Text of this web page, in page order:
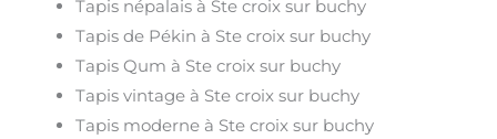
Tapis népalais à Ste croix sur buchy
Tapis de Pékin à Ste croix sur buchy
Tapis Qum à Ste croix sur buchy
Tapis vintage à Ste croix sur buchy
Tapis moderne à Ste croix sur buchy